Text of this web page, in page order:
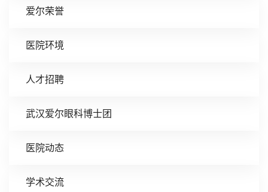
爱尔荣誉
医院环境
人才招聘
武汉爱尔眼科博士团
医院动态
学术交流